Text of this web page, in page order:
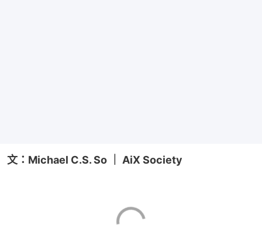
文：Michael C.S. So ｜ AiX Society